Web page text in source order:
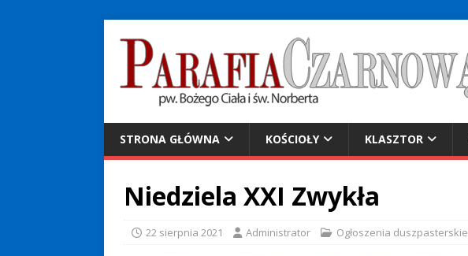
STRONA GŁÓWNA KOŚCIOŁY KLASZTOR
Niedziela XXI Zwykła
22 sierpnia 2021 Administrator Ogłoszenia duszpasterskie